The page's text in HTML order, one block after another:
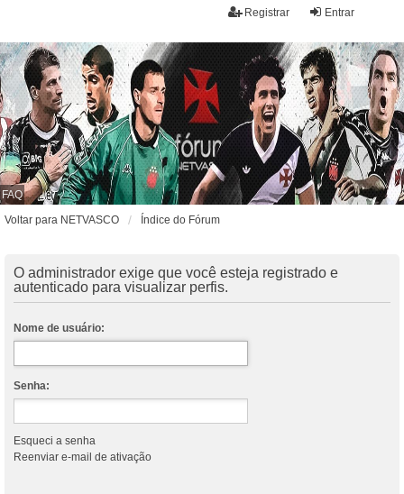
Entrar
Registrar
FAQ
Voltar para NETVASCO
Índice do Fórum
O administrador exige que você esteja registrado e
autenticado para visualizar perfis.
Nome de usuário:
Senha:
Esqueci a senha
Reenviar e-mail de ativação